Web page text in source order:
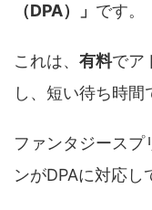
（DPA）」 です。
これは、 有料でア
し、短い待ち時間
ファンタジースプ
ンがDPAに対応し